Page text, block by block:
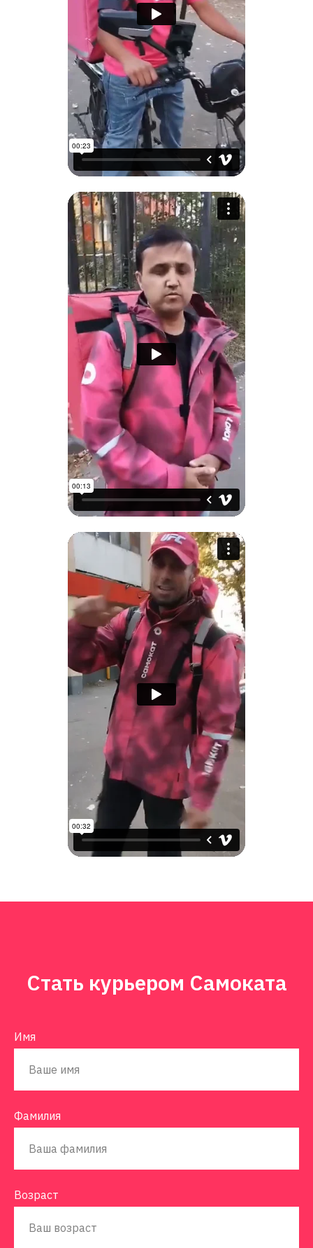
Стать курьером Самоката
Имя
Фамилия
Возраст